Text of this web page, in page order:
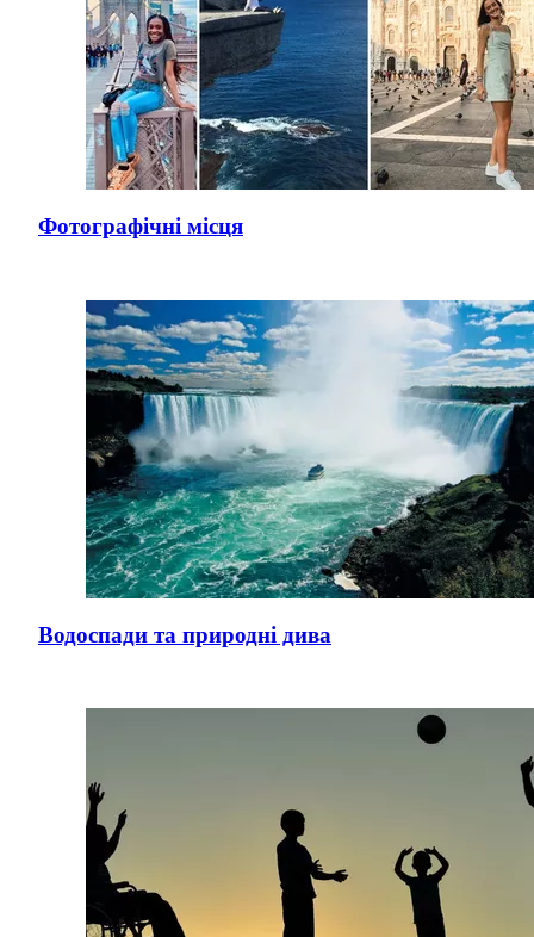
Фотографічні місця
Водоспади та природні дива